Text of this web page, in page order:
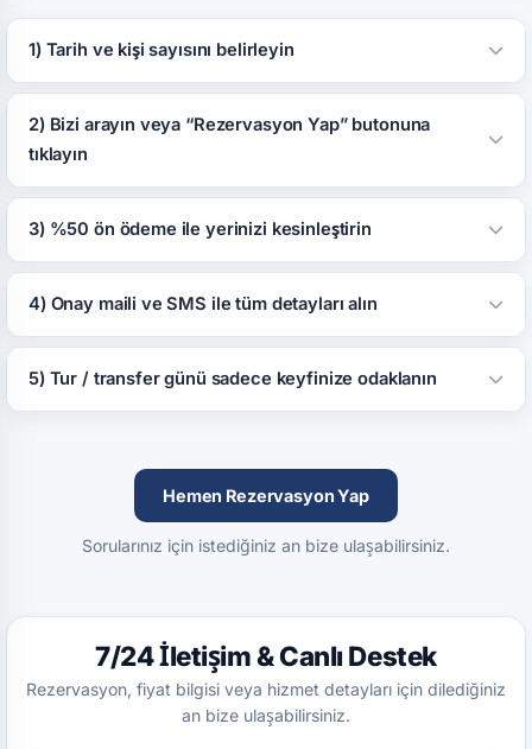
1) Tarih ve kişi sayısını belirleyin
2) Bizi arayın veya “Rezervasyon Yap” butonuna
tıklayın
3) %50 ön ödeme ile yerinizi kesinleştirin
4) Onay maili ve SMS ile tüm detayları alın
5) Tur / transfer günü sadece keyfinize odaklanın
Hemen Rezervasyon Yap
Sorularınız için istediğiniz an bize ulaşabilirsiniz.
7/24 İletişim & Canlı Destek
Rezervasyon, fiyat bilgisi veya hizmet detayları için dilediğiniz
an bize ulaşabilirsiniz.